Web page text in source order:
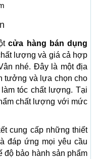
cửa hàng bán dụng
lượng và giá cả hợp
nhé. Đây là một địa
tưởng và lựa chọn cho
tóc chất lượng. Tại
chất lượng với mức
cung cấp những thiết
đáp ứng mọi yêu cầu
độ bảo hành sản phẩm